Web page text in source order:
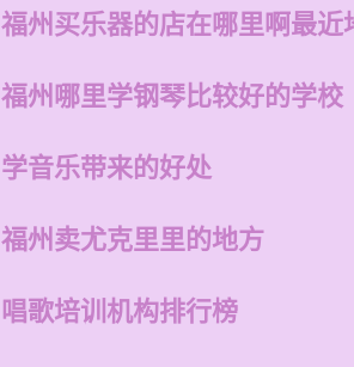
福州买乐器的店在哪里啊最近
福州哪里学钢琴比较好的学校
学音乐带来的好处
福州卖尤克里里的地方
唱歌培训机构排行榜